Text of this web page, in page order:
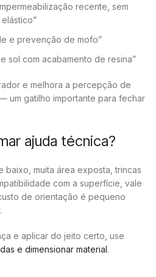
recente, sem
e prevenção de mofo”
sol com acabamento de resina”
e melhora a percepção de
um gatilho importante para fechar
ajuda técnica?
baixo, muita área exposta, trincas
com a superfície, vale
de orientação é pequeno
e aplicar do jeito certo, use
e dimensionar material.